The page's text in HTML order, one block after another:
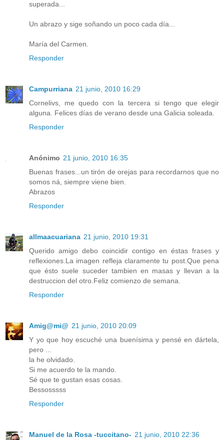
superada...
Un abrazo y sige soñando un poco cada día...
María del Carmen.
Responder
Campurriana 21 junio, 2010 16:29
Cornelivs, me quedo con la tercera si tengo que elegir
alguna. Felices días de verano desde una Galicia soleada.
Responder
Anónimo 21 junio, 2010 16:35
Buenas frases...un tirón de orejas para recordarnos que no
somos ná, siempre viene bien.
Abrazos
Responder
allmaacuariana 21 junio, 2010 19:31
Querido amigo debo coincidir contigo en éstas frases y
reflexiones.La imagen refleja claramente tu post.Que pena
que ésto suele suceder tambien en masas y llevan a la
destruccion del otro.Feliz comienzo de semana.
Responder
Amig@mi@ 21 junio, 2010 20:09
Y yo que hoy escuché una buenísima y pensé en dártela,
pero ...
la he olvidado.
Si me acuerdo te la mando.
Sé que te gustan esas cosas.
Bessosssss
Responder
Manuel de la Rosa -tuccitano- 21 junio, 2010 22:36